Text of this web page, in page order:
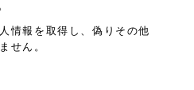
情報を取得し、偽りその他
せん。